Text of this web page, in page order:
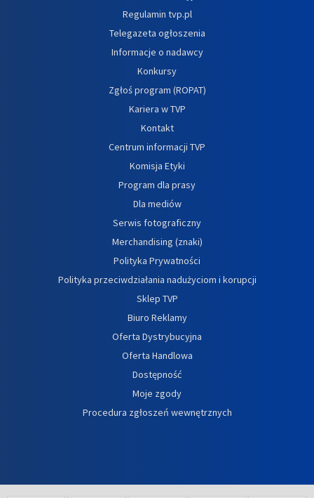
Regulamin tvp.pl
Telegazeta ogłoszenia
Informacje o nadawcy
Konkursy
Zgłoś program (ROPAT)
Kariera w TVP
Kontakt
Centrum informacji TVP
Komisja Etyki
Program dla prasy
Dla mediów
Serwis fotograficzny
Merchandising (znaki)
Polityka Prywatności
Polityka przeciwdziałania nadużyciom i korupcji
Sklep TVP
Biuro Reklamy
Oferta Dystrybucyjna
Oferta Handlowa
Dostępność
Moje zgody
Procedura zgłoszeń wewnętrznych